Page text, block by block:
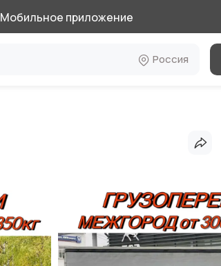
Мобильное приложение
Россия